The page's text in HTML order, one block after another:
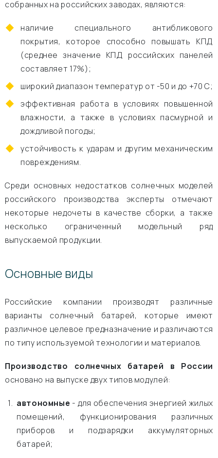
собранных на российских заводах, являются:
наличие специального антибликового
покрытия, которое способно повышать КПД
(среднее значение КПД российских панелей
составляет 17%);
широкий диапазон температур от -50 и до +70 С;
эффективная работа в условиях повышенной
влажности, а также в условиях пасмурной и
дождливой погоды;
устойчивость к ударам и другим механическим
повреждениям.
Среди основных недостатков солнечных моделей
российского производства эксперты отмечают
некоторые недочеты в качестве сборки, а также
несколько ограниченный модельный ряд
выпускаемой продукции.
Основные виды
Российские компании производят различные
варианты солнечный батарей, которые имеют
различное целевое предназначение и различаются
по типу используемой технологии и материалов.
Производство солнечных батарей в России
основано на выпуске двух типов модулей:
автономные - для обеспечения энергией жилых
помещений, функционирования различных
приборов и подзарядки аккумуляторных
батарей;